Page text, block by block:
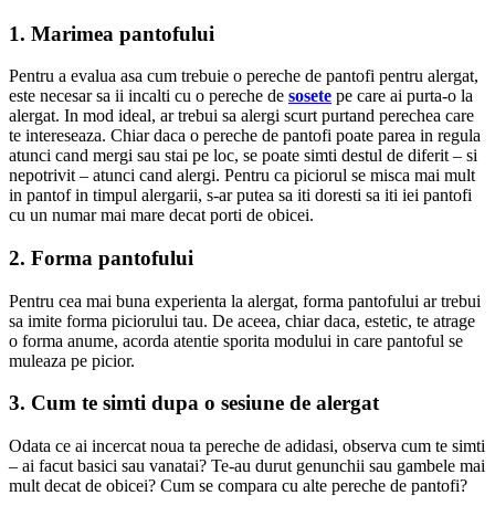
1. Marimea pantofului
Pentru a evalua asa cum trebuie o pereche de pantofi pentru alergat,
este necesar sa ii incalti cu o pereche de sosete pe care ai purta-o la
alergat. In mod ideal, ar trebui sa alergi scurt purtand perechea care
te intereseaza. Chiar daca o pereche de pantofi poate parea in regula
atunci cand mergi sau stai pe loc, se poate simti destul de diferit – si
nepotrivit – atunci cand alergi. Pentru ca piciorul se misca mai mult
in pantof in timpul alergarii, s-ar putea sa iti doresti sa iti iei pantofi
cu un numar mai mare decat porti de obicei.
2. Forma pantofului
Pentru cea mai buna experienta la alergat, forma pantofului ar trebui
sa imite forma piciorului tau. De aceea, chiar daca, estetic, te atrage
o forma anume, acorda atentie sporita modului in care pantoful se
muleaza pe picior.
3. Cum te simti dupa o sesiune de alergat
Odata ce ai incercat noua ta pereche de adidasi, observa cum te simti
– ai facut basici sau vanatai? Te-au durut genunchii sau gambele mai
mult decat de obicei? Cum se compara cu alte pereche de pantofi?